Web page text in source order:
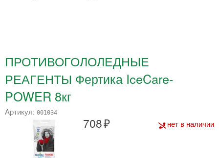
ПРОТИВОГОЛОЛЕДНЫЕ
РЕАГЕНТЫ Фертика IceCare-
POWER 8кг
Артикул: 001034
708 нет в наличии